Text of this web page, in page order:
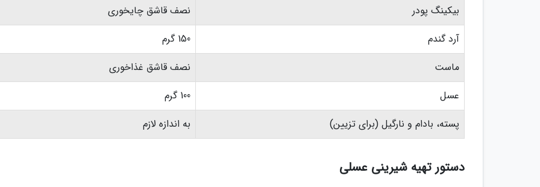
بیکینگ پودر
نصف قاشق چایخوری
آرد گندم
150 گرم
ماست
نصف قاشق غذاخوری
عسل
100 گرم
پسته، بادام و نارگیل (برای تزیین)
به اندازه لازم
دستور تهیه شیرینی عسلی